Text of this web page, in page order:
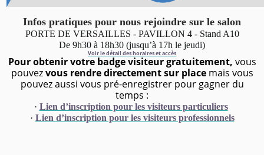
Infos pratiques pour nous rejoindre sur le salon
PORTE DE VERSAILLES - PAVILLON 4 - Stand A10
De 9h30 à 18h30 (jusqu’à 17h le jeudi)
Voir le détail des horaires et accès
Pour obtenir votre badge visiteur gratuitement, vous
pouvezvous rendre directement sur place mais vous
pouvez aussi vous pré-enregistrer pour gagner du
temps :
· Lien d’inscription pour les visiteurs particuliers
· Lien d’inscription pour les visiteurs professionnels